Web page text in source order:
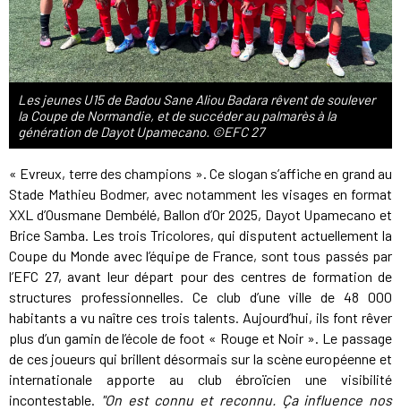
Les jeunes U15 de Badou Sane Aliou Badara rêvent de soulever
la Coupe de Normandie, et de succéder au palmarès à la
génération de Dayot Upamecano. ©EFC 27
« Evreux, terre des champions ». Ce slogan s’affiche en grand au
Stade Mathieu Bodmer, avec notamment les visages en format
XXL d’Ousmane Dembélé, Ballon d’Or 2025, Dayot Upamecano et
Brice Samba. Les trois Tricolores, qui disputent actuellement la
Coupe du Monde avec l’équipe de France, sont tous passés par
l’EFC 27, avant leur départ pour des centres de formation de
structures professionnelles. Ce club d’une ville de 48 000
habitants a vu naître ces trois talents. Aujourd’hui, ils font rêver
plus d’un gamin de l’école de foot « Rouge et Noir ». Le passage
de ces joueurs qui brillent désormais sur la scène européenne et
internationale apporte au club ébroïcien une visibilité
incontestable. "On est connu et reconnu. Ça influence nos